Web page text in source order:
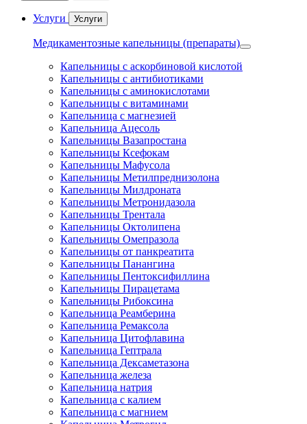
Услуги Услуги
Медикаментозные капельницы (препараты)
Капельницы с аскорбиновой кислотой
Капельницы с антибиотиками
Капельницы с аминокислотами
Капельницы с витаминами
Капельница с магнезией
Капельница Ацесоль
Капельницы Вазапростана
Капельницы Ксефокам
Капельницы Мафусола
Капельницы Метилпреднизолона
Капельницы Милдроната
Капельницы Метронидазола
Капельницы Трентала
Капельницы Октолипена
Капельницы Омепразола
Капельницы от панкреатита
Капельницы Панангина
Капельницы Пентоксифиллина
Капельницы Пирацетама
Капельницы Рибоксина
Капельница Реамберина
Капельница Ремаксола
Капельница Цитофлавина
Капельница Гептрала
Капельница Дексаметазона
Капельница железа
Капельница натрия
Капельница с калием
Капельница с магнием